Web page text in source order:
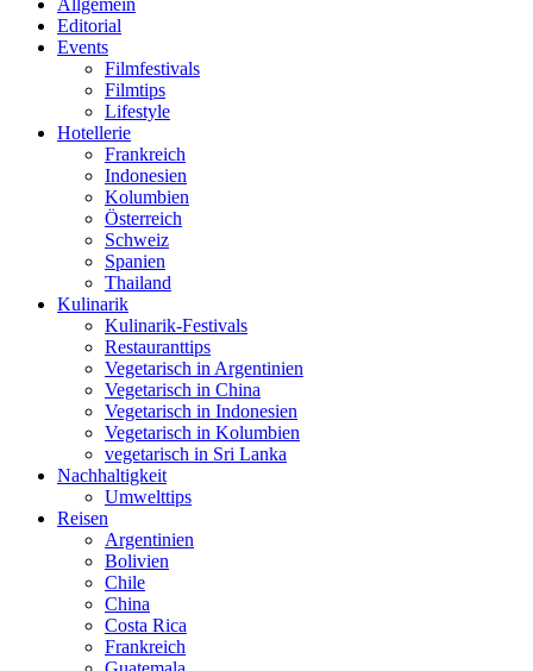
Allgemein
Editorial
Events
Filmfestivals
Filmtips
Lifestyle
Hotellerie
Frankreich
Indonesien
Kolumbien
Österreich
Schweiz
Spanien
Thailand
Kulinarik
Kulinarik-Festivals
Restauranttips
Vegetarisch in Argentinien
Vegetarisch in China
Vegetarisch in Indonesien
Vegetarisch in Kolumbien
vegetarisch in Sri Lanka
Nachhaltigkeit
Umwelttips
Reisen
Argentinien
Bolivien
Chile
China
Costa Rica
Frankreich